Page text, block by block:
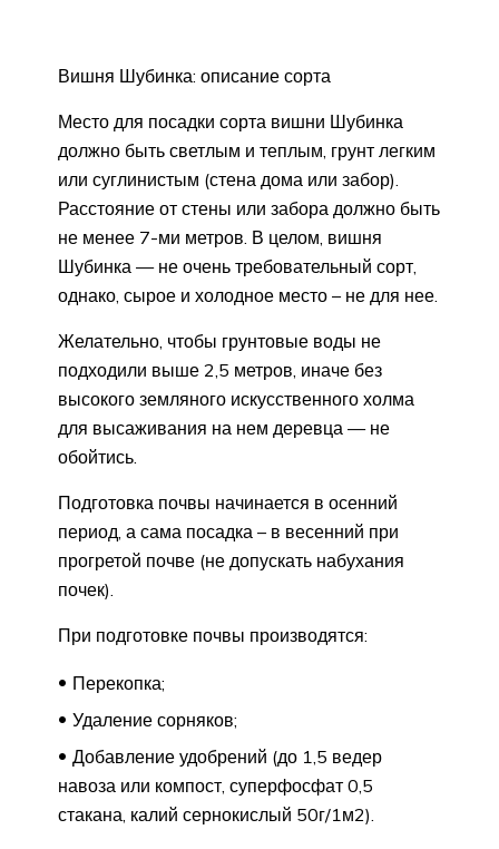
Вишня Шубинка: описание сорта
Место для посадки сорта вишни Шубинка
должно быть светлым и теплым, грунт легким
или суглинистым (стена дома или забор).
Расстояние от стены или забора должно быть
не менее 7-ми метров. В целом, вишня
Шубинка — не очень требовательный сорт,
однако, сырое и холодное место – не для нее.
Желательно, чтобы грунтовые воды не
подходили выше 2,5 метров, иначе без
высокого земляного искусственного холма
для высаживания на нем деревца — не
обойтись.
Подготовка почвы начинается в осенний
период, а сама посадка – в весенний при
прогретой почве (не допускать набухания
почек).
При подготовке почвы производятся:
Перекопка;
Удаление сорняков;
Добавление удобрений (до 1,5 ведер
навоза или компост, суперфосфат 0,5
стакана, калий сернокислый 50г/1м2).